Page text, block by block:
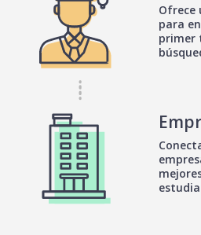
Ofrece
para
primer